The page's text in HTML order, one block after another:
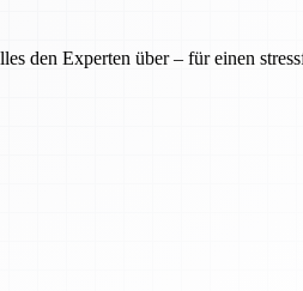
den Experten über – für einen